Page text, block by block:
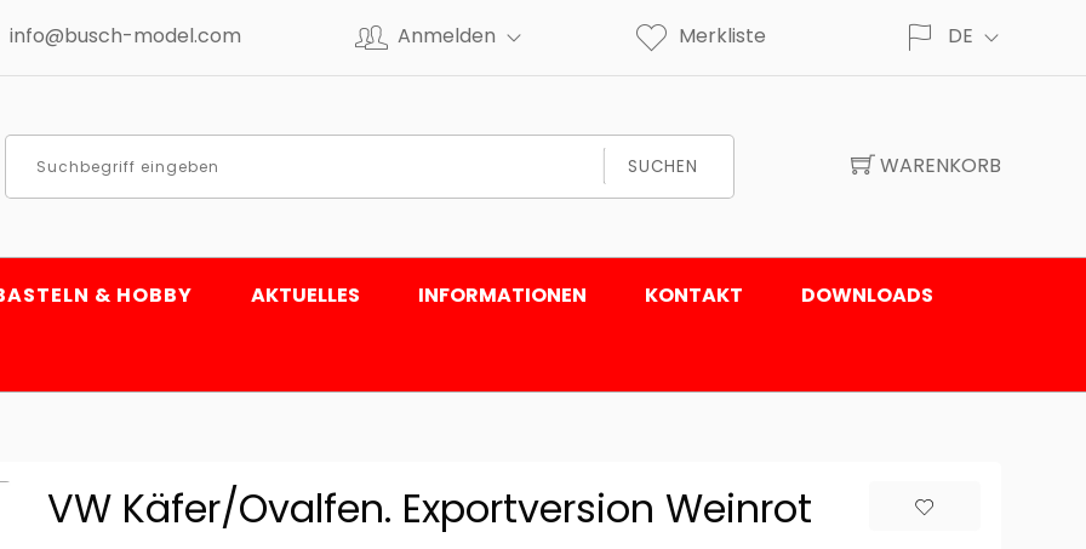
info@busch-model.com Anmelden Merkliste DE
SUCHEN WARENKORB
& HOBBY AKTUELLES INFORMATIONEN KONTAKT DOWNLOADS
VW Käfer/Ovalfen. Exportversion Weinrot